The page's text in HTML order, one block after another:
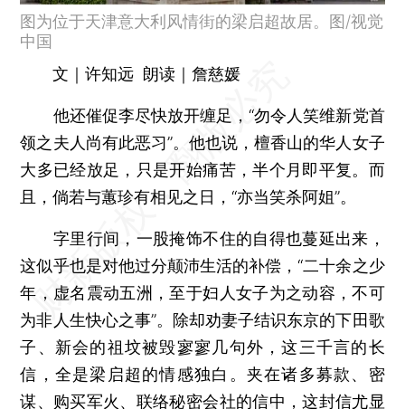
图为位于天津意大利风情街的梁启超故居。图/视觉
中国
文｜许知远 朗读｜詹慈媛
他还催促李尽快放开缠足，“勿令人笑维新党首
领之夫人尚有此恶习”。他也说，檀香山的华人女子
大多已经放足，只是开始痛苦，半个月即平复。而
且，倘若与蕙珍有相见之日，“亦当笑杀阿姐”。
字里行间，一股掩饰不住的自得也蔓延出来，
这似乎也是对他过分颠沛生活的补偿，“二十余之少
年，虚名震动五洲，至于妇人女子为之动容，不可
为非人生快心之事”。除却劝妻子结识东京的下田歌
子、新会的祖坟被毁寥寥几句外，这三千言的长
信，全是梁启超的情感独白。夹在诸多募款、密
谋、购买军火、联络秘密会社的信中，这封信尤显